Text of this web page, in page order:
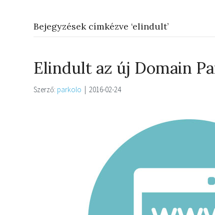
Bejegyzések címkézve ‘elindult’
Elindult az új Domain
Szerző: parkolo | 2016-02-24